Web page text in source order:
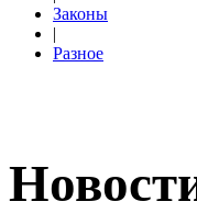
Законы
|
Разное